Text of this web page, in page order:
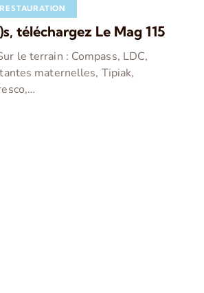
téléchargez Le Mag 115
le terrain : Compass, LDC,
maternelles, Tipiak,